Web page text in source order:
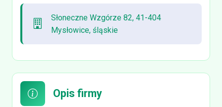
Słoneczne Wzgórze 82, 41-404
Mysłowice, śląskie
Opis firmy